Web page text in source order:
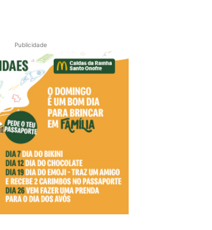
Publicidade